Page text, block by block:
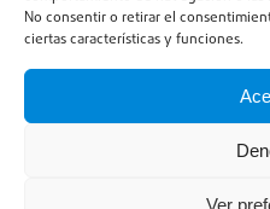
No consentir o retirar el
ciertas características y funciones.
Ver
Suscríbete a nuestro boletín